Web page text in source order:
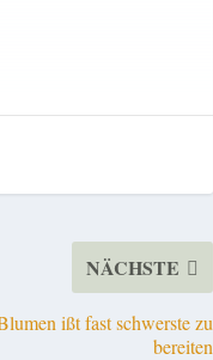
NÄCHSTE
ißt fast schwerste zu
bereiten